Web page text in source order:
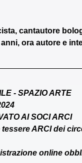
cantautore
ora autore e
- SPAZIO ARTE
AI SOCI ARCI
ARCI dei
online